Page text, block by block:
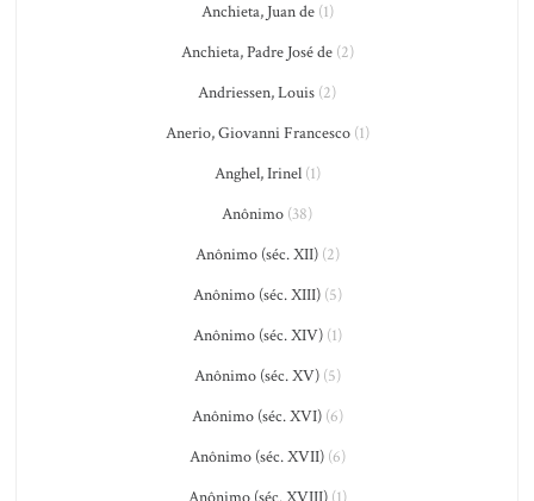
Anchieta, Juan de(1)
Anchieta, Padre José de(2)
Andriessen, Louis (2)
Anerio, Giovanni Francesco(1)
Anghel, Irinel(1)
Anônimo (38)
Anônimo (séc. XII)(2)
Anônimo (séc. XIII)(5)
Anônimo (séc. XIV)(1)
Anônimo (séc. XV)(5)
Anônimo (séc. XVI)(6)
Anônimo (séc. XVII)(6)